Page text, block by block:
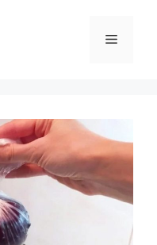
Menu